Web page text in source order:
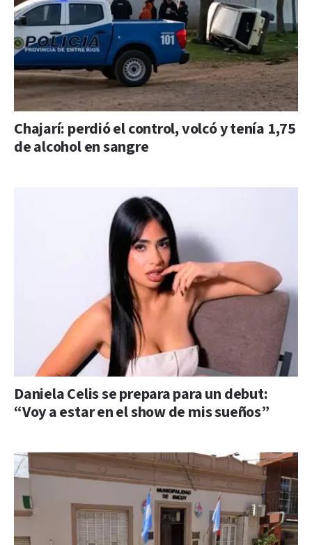
Chajarí: perdió el control, volcó y tenía 1,75
de alcohol en sangre
Daniela Celis se prepara para un debut:
“Voy a estar en el show de mis sueños”